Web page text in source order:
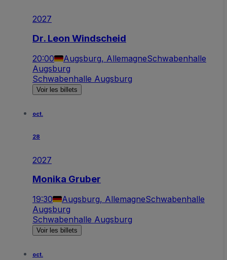
2027
Dr. Leon Windscheid
20:00 Augsburg, AllemagneSchwabenhalle
Augsburg
Schwabenhalle Augsburg
Voir les billets
oct.
28
2027
Monika Gruber
19:30 Augsburg, AllemagneSchwabenhalle
Augsburg
Schwabenhalle Augsburg
Voir les billets
oct.